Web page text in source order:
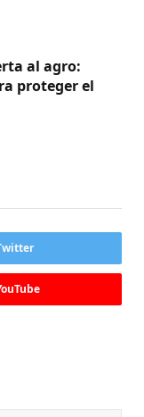
al agro:
proteger el